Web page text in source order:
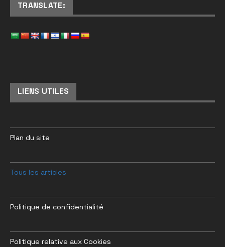
TRANSLATE:
LIENS UTILES
Plan du site
Tous les articles
Politique de confidentialité
Politique relative aux Cookies